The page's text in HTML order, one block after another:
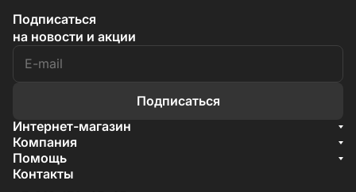
Подписаться
на новости и акции
Подписаться
Интернет-магазин
Акции
Бренды
Компания
О компании
Документы
Помощь
Условия доставки
Контакты